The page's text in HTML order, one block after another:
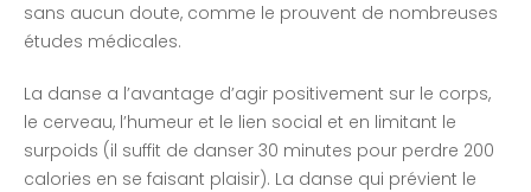
sans aucun doute, comme le prouvent de nombreuses
études médicales.
La danse a l’avantage d’agir positivement sur le corps,
le cerveau, l’humeur et le lien social et en limitant le
surpoids (il suffit de danser 30 minutes pour perdre 200
calories en se faisant plaisir). La danse qui prévient le